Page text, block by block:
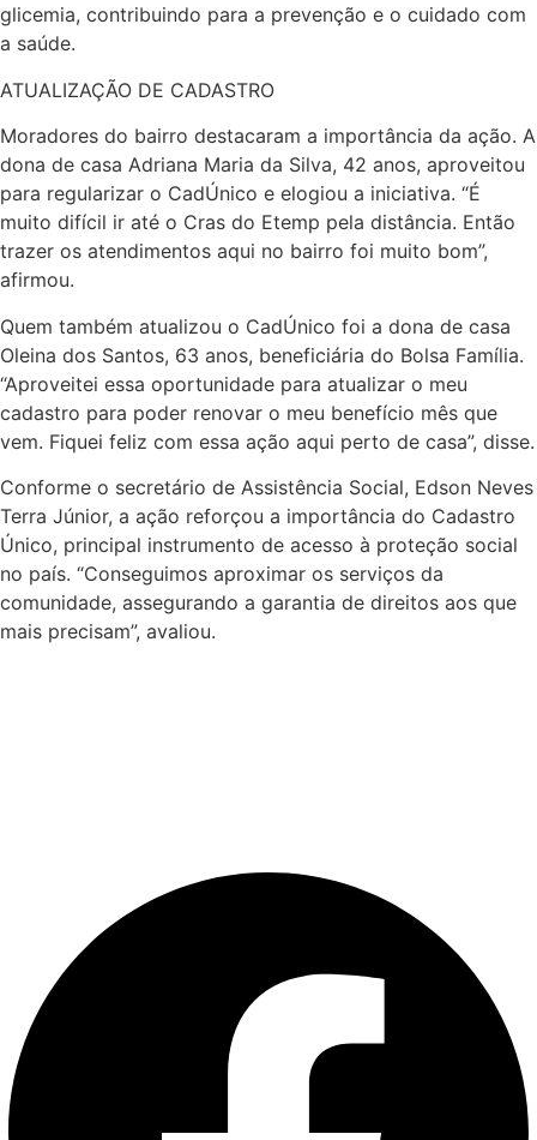
glicemia, contribuindo para a prevenção e o cuidado com
a saúde.
ATUALIZAÇÃO DE CADASTRO
Moradores do bairro destacaram a importância da ação. A
dona de casa Adriana Maria da Silva, 42 anos, aproveitou
para regularizar o CadÚnico e elogiou a iniciativa. “É
muito difícil ir até o Cras do Etemp pela distância. Então
trazer os atendimentos aqui no bairro foi muito bom”,
afirmou.
Quem também atualizou o CadÚnico foi a dona de casa
Oleina dos Santos, 63 anos, beneficiária do Bolsa Família.
“Aproveitei essa oportunidade para atualizar o meu
cadastro para poder renovar o meu benefício mês que
vem. Fiquei feliz com essa ação aqui perto de casa”, disse.
Conforme o secretário de Assistência Social, Edson Neves
Terra Júnior, a ação reforçou a importância do Cadastro
Único, principal instrumento de acesso à proteção social
no país. “Conseguimos aproximar os serviços da
comunidade, assegurando a garantia de direitos aos que
mais precisam”, avaliou.